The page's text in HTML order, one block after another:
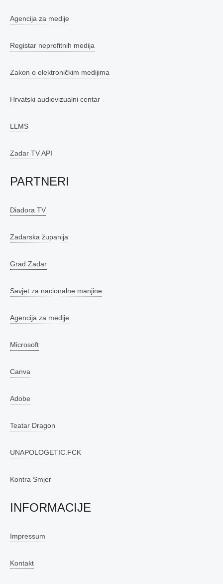
Agencija za medije
Registar neprofitnih medija
Zakon o elektroničkim medijima
Hrvatski audiovizualni centar
LLMS
Zadar TV API
PARTNERI
Diadora TV
Zadarska županija
Grad Zadar
Savjet za nacionalne manjine
Agencija za medije
Microsoft
Canva
Adobe
Teatar Dragon
UNAPOLOGETIC.FCK
Kontra Smjer
INFORMACIJE
Impressum
Kontakt